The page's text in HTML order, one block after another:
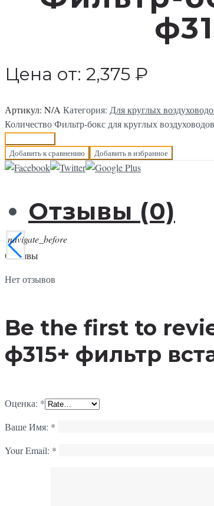
Цена от: 2,375 ₽
Артикул: N/A Категория: Для круглых
Количество Фильтр-бокс для круглых
Добавить к сравнению Добавить в избранное
Отзывы (0)
Отзывы
Нет отзывов
Be the first to
ф315+ фильтр
Оценка: *
Ваше Имя: *
Your Email: *
navigate_before